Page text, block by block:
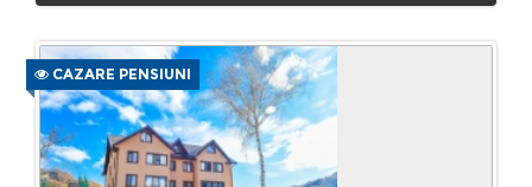
CAZARE PENSIUNI